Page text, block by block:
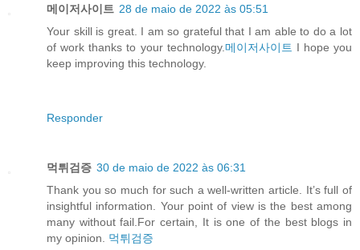
메이저사이트 28 de maio de 2022 às 05:51
Your skill is great. I am so grateful that I am able to do a lot
of work thanks to your technology.메이저사이트 I hope you
keep improving this technology.
Responder
먹튀검증 30 de maio de 2022 às 06:31
Thank you so much for such a well-written article. It’s full of
insightful information. Your point of view is the best among
many without fail.For certain, It is one of the best blogs in
my opinion. 먹튀검증